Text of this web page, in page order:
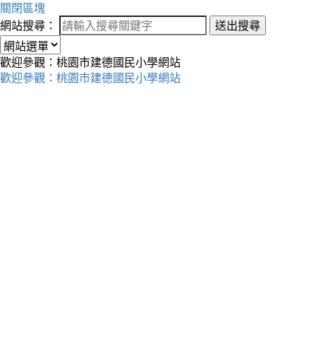
關閉區塊
網站搜尋：
送出搜尋
歡迎參觀：桃園市建德國民小學網站
歡迎參觀：桃園市建德國民小學網站